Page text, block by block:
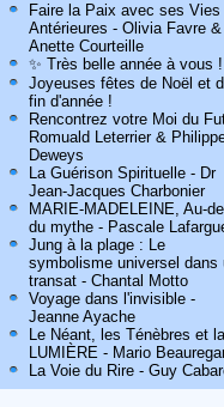
Faire la Paix avec ses Vies
Antérieures - Olivia Favre &
Anette Courteille
✨ Très belle année à vous !
Joyeuses fêtes de Noël et
fin d'année !
Rencontrez votre Moi du
Romuald Leterrier &
Deweys
La Guérison Spirituelle - Dr
Jean-Jacques Charbonier
MARIE-MADELEINE, Au-
du mythe - Pascale
Jung à la plage : Le
symbolisme universel dans
transat - Chantal Motto
Voyage dans l'invisible -
Jeanne Ayache
Le Néant, les Ténèbres et la
LUMIÈRE - Mario
La Voie du Rire - Guy